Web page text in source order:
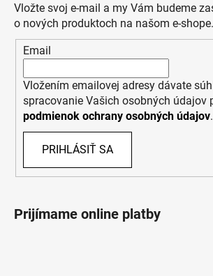
Vložte svoj e-mail a my Vám budeme
o nových produktoch na našom e-shope.
Email
Vložením emailovej adresy dávate
spracovanie Vašich osobných údajov
podmienok ochrany osobných údajov.
PRIHLÁSIŤ SA
Prijímame online platby